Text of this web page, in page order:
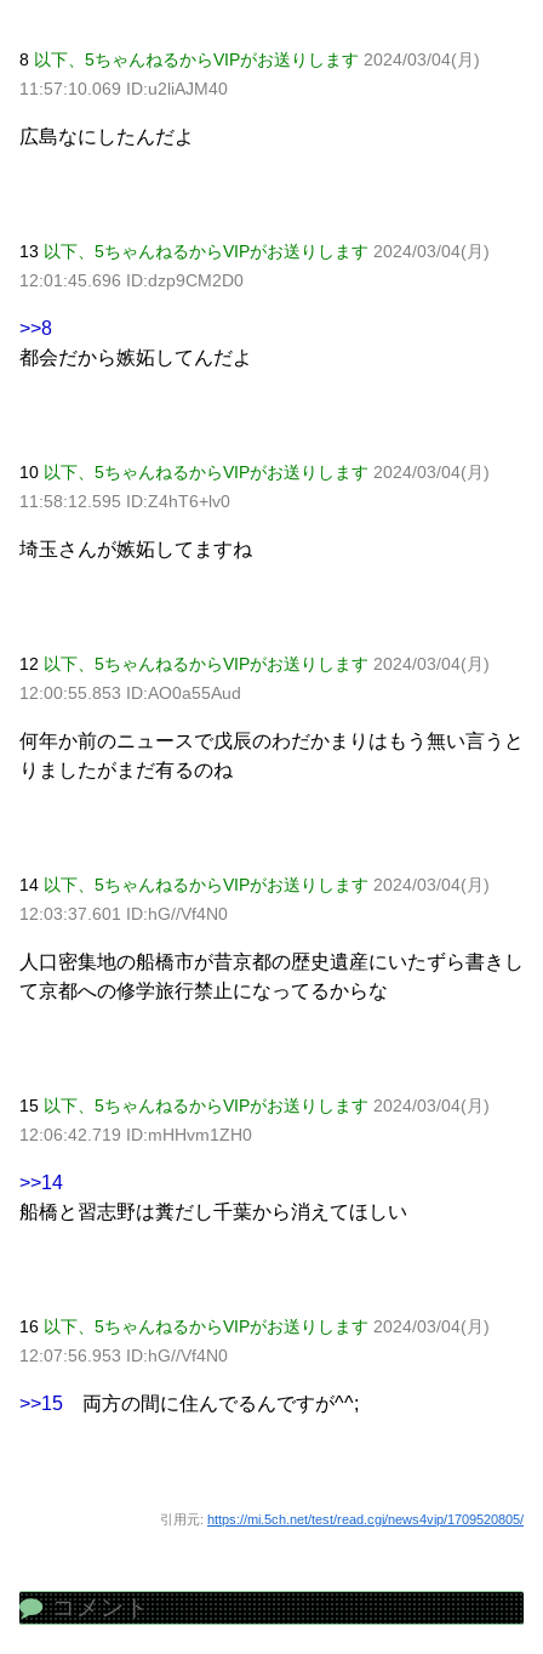
8 以下、5ちゃんねるからVIPがお送りします 2024/03/04(月)
11:57:10.069 ID:u2liAJM40
広島なにしたんだよ
13 以下、5ちゃんねるからVIPがお送りします 2024/03/04(月)
12:01:45.696 ID:dzp9CM2D0
>>8
都会だから嫉妬してんだよ
10 以下、5ちゃんねるからVIPがお送りします 2024/03/04(月)
11:58:12.595 ID:Z4hT6+lv0
埼玉さんが嫉妬してますね
12 以下、5ちゃんねるからVIPがお送りします 2024/03/04(月)
12:00:55.853 ID:AO0a55Aud
何年か前のニュースで戊辰のわだかまりはもう無い言うと
りましたがまだ有るのね
14 以下、5ちゃんねるからVIPがお送りします 2024/03/04(月)
12:03:37.601 ID:hG//Vf4N0
人口密集地の船橋市が昔京都の歴史遺産にいたずら書きし
て京都への修学旅行禁止になってるからな
15 以下、5ちゃんねるからVIPがお送りします 2024/03/04(月)
12:06:42.719 ID:mHHvm1ZH0
>>14
船橋と習志野は糞だし千葉から消えてほしい
16 以下、5ちゃんねるからVIPがお送りします 2024/03/04(月)
12:07:56.953 ID:hG//Vf4N0
>>15 両方の間に住んでるんですが^^;
引用元: https://mi.5ch.net/test/read.cgi/news4vip/1709520805/
コメント